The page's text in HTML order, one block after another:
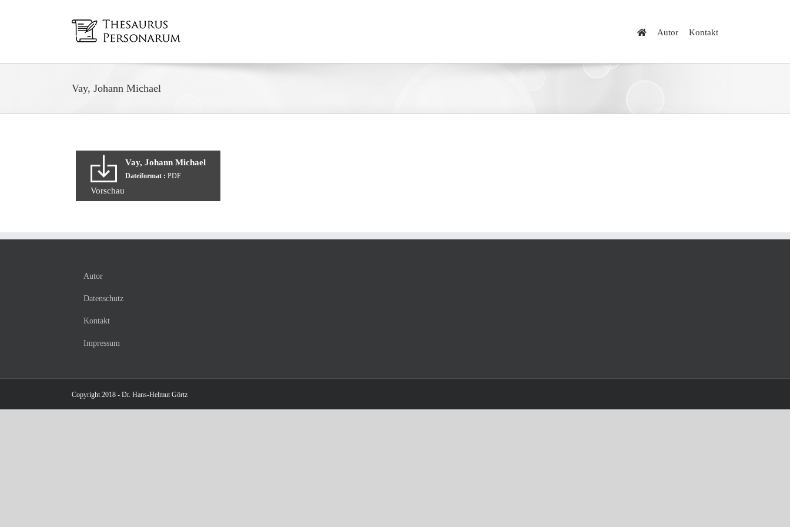
Autor Kontakt
Vay, Johann Michael
Vay, Johann Michael
Dateiformat : PDF
Vorschau
Autor
Datenschutz
Kontakt
Impressum
Copyright 2018 - Dr. Hans-Helmut Görtz